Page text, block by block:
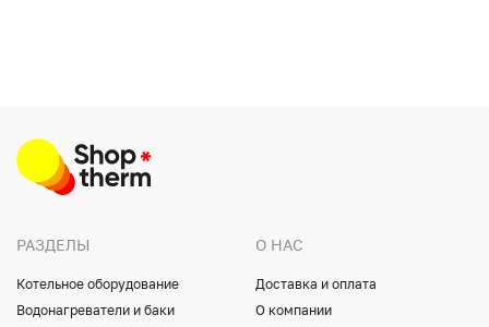
РАЗДЕЛЫ
Котельное оборудование
Водонагреватели и баки
О НАС
Доставка и оплата
О компании